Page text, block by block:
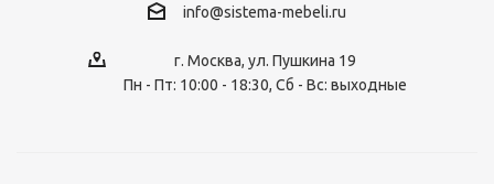
info@sistema-mebeli.ru
г. Москва, ул. Пушкина 19
Пн - Пт: 10:00 - 18:30, Сб - Вс: выходные